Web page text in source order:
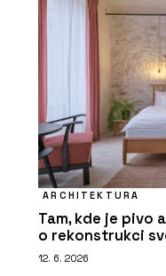
ARCHITEKTURA
Tam, kde je pivo
o rekonstrukci
12. 6. 2026